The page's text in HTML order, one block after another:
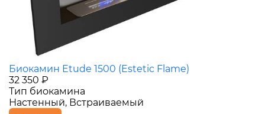
Биокамин Etude 1500 (Estetic Flame)
32 350 ₽
Тип биокамина
Настенный, Встраиваемый